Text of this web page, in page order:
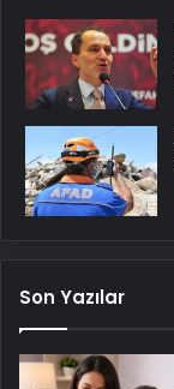
Son Yazılar